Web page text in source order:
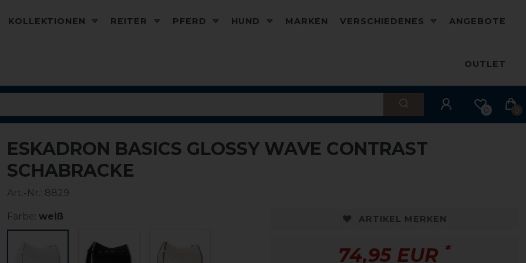
KOLLEKTIONEN REITER PFERD HUND MARKEN VERSCHIEDENES ANGEBOTE
OUTLET
0 0
ESKADRON BASICS GLOSSY WAVE CONTRAST
SCHABRACKE
Art.-Nr.: 8829
Farbe: weiß ARTIKEL MERKEN
74,95 EUR *